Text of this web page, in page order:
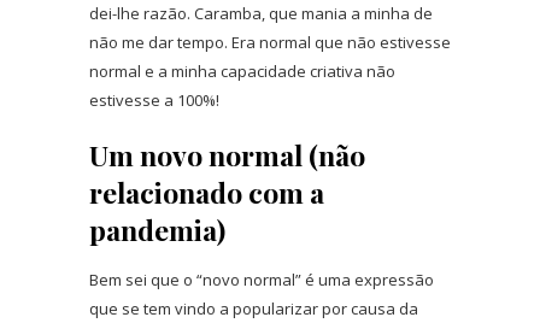
dei-lhe razão. Caramba, que mania a minha de
não me dar tempo. Era normal que não estivesse
normal e a minha capacidade criativa não
estivesse a 100%!
Um novo normal (não
relacionado com a
pandemia)
Bem sei que o “novo normal” é uma expressão
que se tem vindo a popularizar por causa da